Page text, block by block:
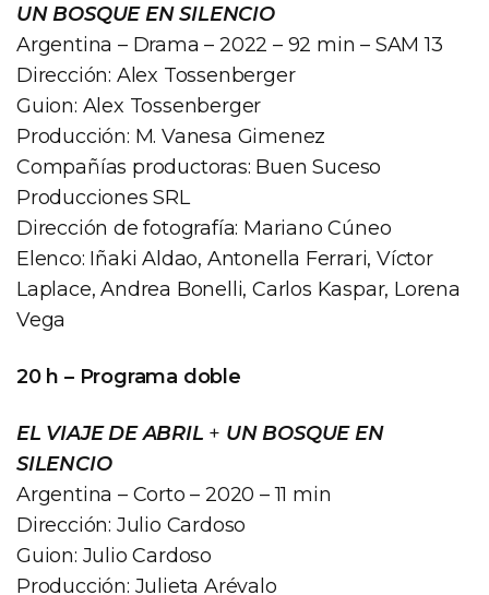
UN BOSQUE EN SILENCIO
Argentina – Drama – 2022 – 92 min – SAM 13
Dirección: Alex Tossenberger
Guion: Alex Tossenberger
Producción: M. Vanesa Gimenez
Compañías productoras: Buen Suceso
Producciones SRL
Dirección de fotografía: Mariano Cúneo
Elenco: Iñaki Aldao, Antonella Ferrari, Víctor
Laplace, Andrea Bonelli, Carlos Kaspar, Lorena
Vega
20 h – Programa doble
EL VIAJE DE ABRIL + UN BOSQUE EN
SILENCIO
Argentina – Corto – 2020 – 11 min
Dirección: Julio Cardoso
Guion: Julio Cardoso
Producción: Julieta Arévalo